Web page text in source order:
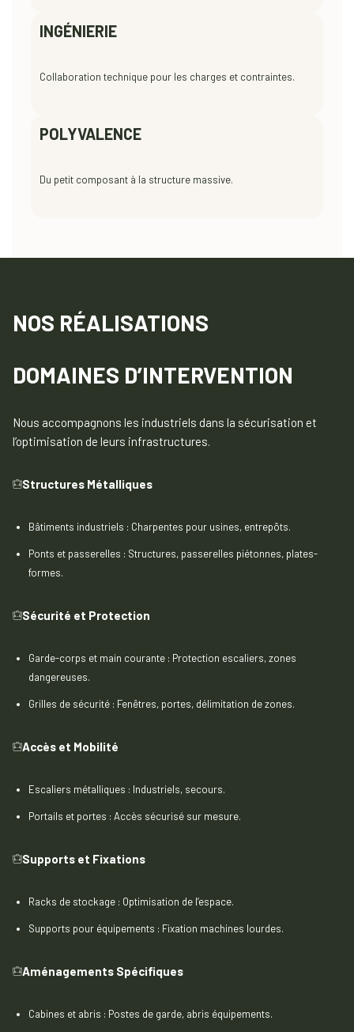
INGÉNIERIE
Collaboration technique pour les charges et contraintes.
POLYVALENCE
Du petit composant à la structure massive.
NOS RÉALISATIONS
DOMAINES D’INTERVENTION
Nous accompagnons les industriels dans la sécurisation et
l’optimisation de leurs infrastructures.
Structures Métalliques
Bâtiments industriels : Charpentes pour usines, entrepôts.
Ponts et passerelles : Structures, passerelles piétonnes, plates-
formes.
Sécurité et Protection
Garde-corps et main courante : Protection escaliers, zones
dangereuses.
Grilles de sécurité : Fenêtres, portes, délimitation de zones.
Accès et Mobilité
Escaliers métalliques : Industriels, secours.
Portails et portes : Accès sécurisé sur mesure.
Supports et Fixations
Racks de stockage : Optimisation de l’espace.
Supports pour équipements : Fixation machines lourdes.
Aménagements Spécifiques
Cabines et abris : Postes de garde, abris équipements.